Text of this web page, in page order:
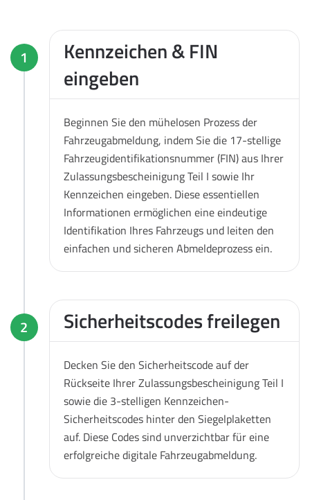
1
Kennzeichen & FIN
eingeben
Beginnen Sie den mühelosen Prozess der
Fahrzeugabmeldung, indem Sie die 17-stellige
Fahrzeugidentifikationsnummer (FIN) aus Ihrer
Zulassungsbescheinigung Teil I sowie Ihr
Kennzeichen eingeben. Diese essentiellen
Informationen ermöglichen eine eindeutige
Identifikation Ihres Fahrzeugs und leiten den
einfachen und sicheren Abmeldeprozess ein.
2 Sicherheitscodes freilegen
Decken Sie den Sicherheitscode auf der
Rückseite Ihrer Zulassungsbescheinigung Teil I
sowie die 3-stelligen Kennzeichen-
Sicherheitscodes hinter den Siegelplaketten
auf. Diese Codes sind unverzichtbar für eine
erfolgreiche digitale Fahrzeugabmeldung.